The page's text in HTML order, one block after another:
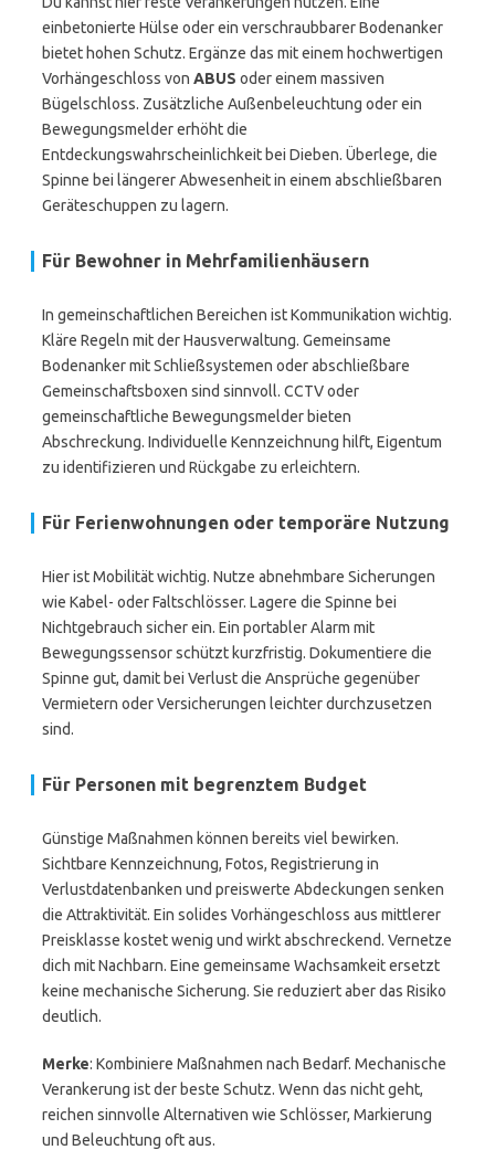
einbetonierte Hülse oder ein verschraubbarer Bodenanker
bietet hohen Schutz. Ergänze das mit einem hochwertigen
Vorhängeschloss von ABUS oder einem massiven
Bügelschloss. Zusätzliche Außenbeleuchtung oder ein
Bewegungsmelder erhöht die
Entdeckungswahrscheinlichkeit bei Dieben. Überlege, die
Spinne bei längerer Abwesenheit in einem abschließbaren
Geräteschuppen zu lagern.
Für Bewohner in Mehrfamilienhäusern
In gemeinschaftlichen Bereichen ist Kommunikation wichtig.
Kläre Regeln mit der Hausverwaltung. Gemeinsame
Bodenanker mit Schließsystemen oder abschließbare
Gemeinschaftsboxen sind sinnvoll. CCTV oder
gemeinschaftliche Bewegungsmelder bieten
Abschreckung. Individuelle Kennzeichnung hilft, Eigentum
zu identifizieren und Rückgabe zu erleichtern.
Für Ferienwohnungen oder temporäre Nutzung
Hier ist Mobilität wichtig. Nutze abnehmbare Sicherungen
wie Kabel- oder Faltschlösser. Lagere die Spinne bei
Nichtgebrauch sicher ein. Ein portabler Alarm mit
Bewegungssensor schützt kurzfristig. Dokumentiere die
Spinne gut, damit bei Verlust die Ansprüche gegenüber
Vermietern oder Versicherungen leichter durchzusetzen
sind.
Für Personen mit begrenztem Budget
Günstige Maßnahmen können bereits viel bewirken.
Sichtbare Kennzeichnung, Fotos, Registrierung in
Verlustdatenbanken und preiswerte Abdeckungen senken
die Attraktivität. Ein solides Vorhängeschloss aus mittlerer
Preisklasse kostet wenig und wirkt abschreckend. Vernetze
dich mit Nachbarn. Eine gemeinsame Wachsamkeit ersetzt
keine mechanische Sicherung. Sie reduziert aber das Risiko
deutlich.
Merke: Kombiniere Maßnahmen nach Bedarf. Mechanische
Verankerung ist der beste Schutz. Wenn das nicht geht,
reichen sinnvolle Alternativen wie Schlösser, Markierung
und Beleuchtung oft aus.